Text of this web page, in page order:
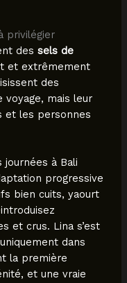
privilégier
des sels de
et extrêmement
des
mais leur
et les personnes
à Bali
progressive
bien cuits, yaourt
et crus. Lina s’est
dans
la première
et une vraie